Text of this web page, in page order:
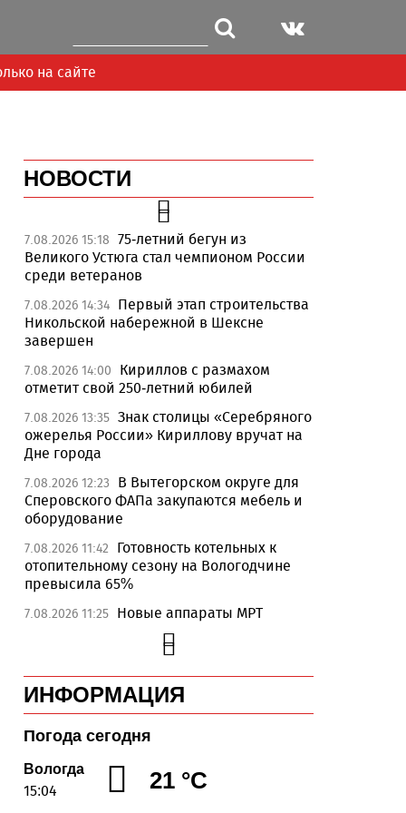
на сайте
НОВОСТИ
7.08.2026 15:18 75-летний бегун из
Великого Устюга стал чемпионом России
среди ветеранов
7.08.2026 14:34 Первый этап строительства
Никольской набережной в Шексне
завершен
7.08.2026 14:00
Кириллов с размахом
отметит свой 250-летний юбилей
7.08.2026 13:35 Знак столицы «Серебряного
ожерелья России» Кириллову вручат на
Дне города
7.08.2026 12:23
В Вытегорском округе для
Сперовского ФАПа закупаются мебель и
оборудование
7.08.2026 11:42
Готовность котельных к
отопительному сезону на Вологодчине
превысила 65%
7.08.2026 11:25 Новые аппараты МРТ
установят в двух медучреждениях
Вологодской области
7.08.2026 10:41 В Устюжне отметят 774-
летие города фестивалем кузнечного
мастерства
7.08.2026 10:18
Вологодская область
уверенно шагает в цифровое будущее
7.08.2026 09:49 На Вологодчине подвели
ИНФОРМАЦИЯ
Погода сегодня
Вологда
15:04 21 °C